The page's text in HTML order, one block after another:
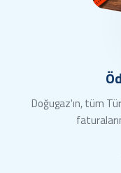
Doğugaz'ın, tüm